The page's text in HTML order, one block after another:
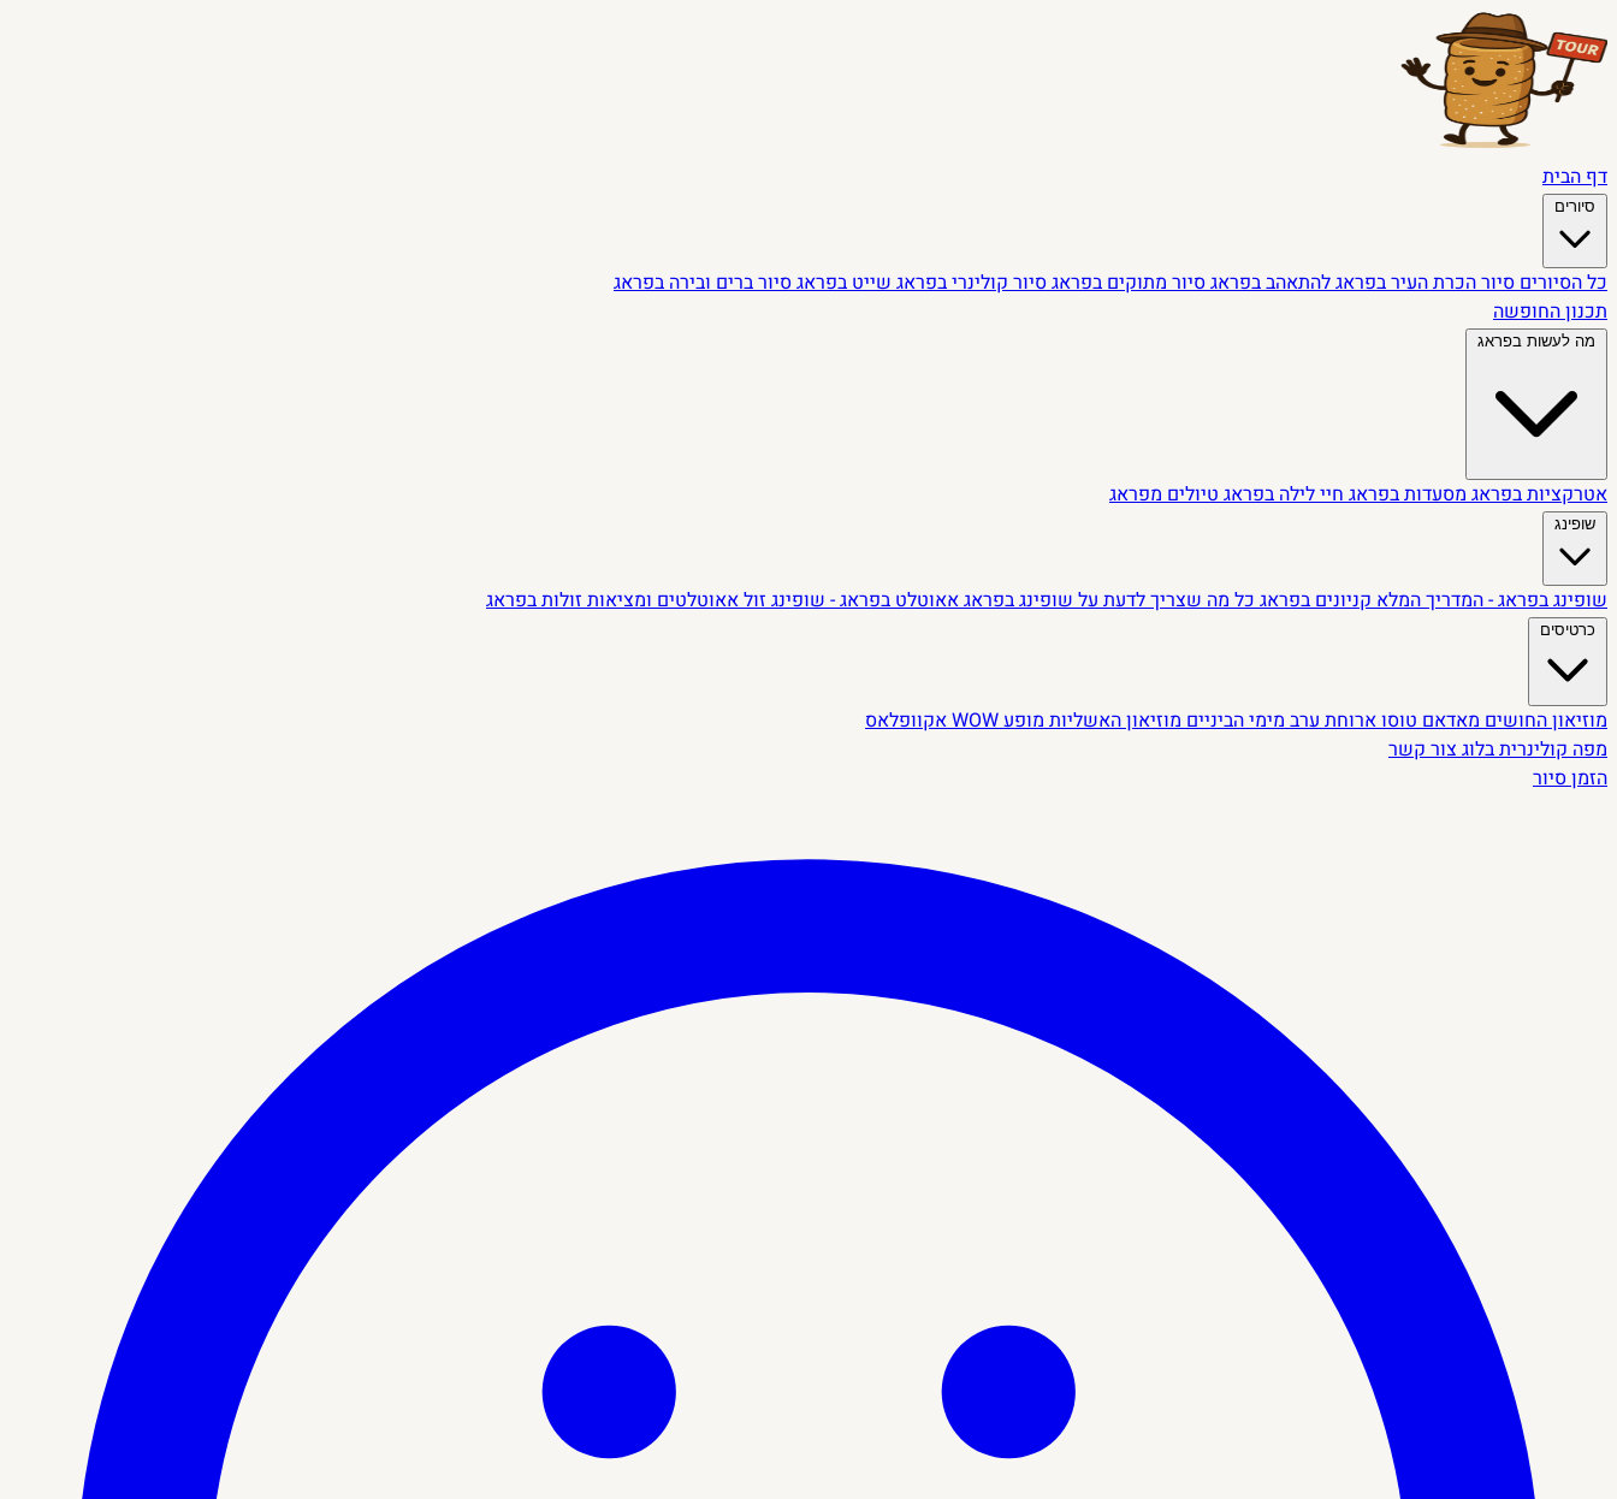
דף הבית
סיורים
כל הסיוריםסיור הכרת העיר בפראגלהתאהב בפראגסיור מתוקים בפראגסיור קולינרי בפראגשייט בפראגסיור ברים ובירה בפראג
תכנון החופשה
מה לעשות בפראג
אטרקציות בפראגמסעדות בפראגחיי לילה בפראגטיולים מפראג
שופינג
שופינג בפראג - המדריך המלאקניונים בפראגכל מה שצריך לדעת על שופינג בפראגאאוטלט בפראג - שופינג זולאאוטלטים ומציאות זולות בפראג
כרטיסים
מוזיאון החושיםמאדאם טוסוארוחת ערב מימי הבינייםמוזיאון האשליותמופע WOW
אקוופלאס
מפה קולינריתבלוגצור קשר
הזמן סיור